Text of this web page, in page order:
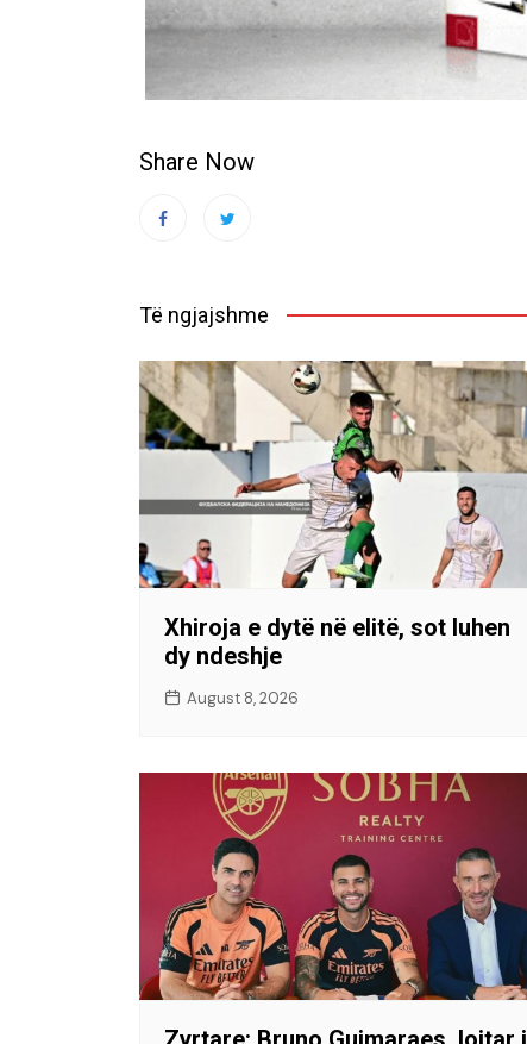
Share Now
Të ngjajshme
Xhiroja e dytë në elitë, sot luhen
dy ndeshje
August 8, 2026